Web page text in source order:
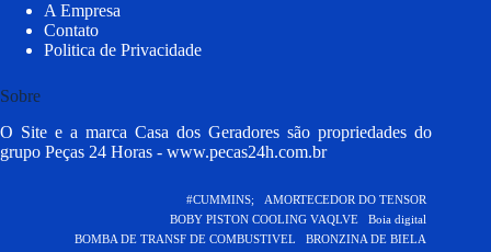
A Empresa
Contato
Politica de Privacidade
Sobre
O Site e a marca Casa dos Geradores são propriedades do
grupo Peças 24 Horas - www.pecas24h.com.br
#CUMMINS;
AMORTECEDOR DO TENSOR
BOBY PISTON COOLING VAQLVE
Boia digital
BOMBA DE TRANSF DE COMBUSTIVEL
BRONZINA DE BIELA